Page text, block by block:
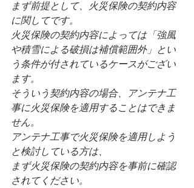
まず前提として、火災保険の契約内容
に関してです。
火災保険の契約内容によっては「強風
や積雪による破損は補償範囲外」とい
う条件が付されているケースがござい
ます。
そういう契約内容の場合、アンテナ工
事に火災保険を適用することはできま
せん。
アンテナ工事で火災保険を適用しよう
と検討している方は、
まず火災保険の契約内容を事前に確認
されてください。